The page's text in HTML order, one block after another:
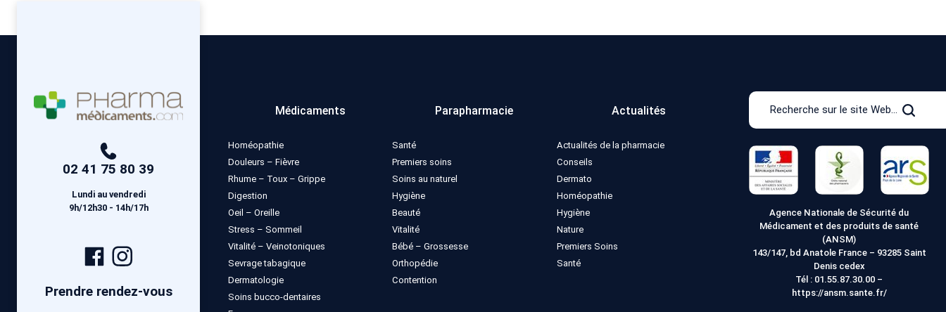
02 41 75 80 39
Lundi au vendredi
9h/12h30 - 14h/17h
Page
Facebook
Prendre rendez-vous
Médicaments
Homéopathie
Douleurs – Fièvre
Rhume – Toux – Grippe
Digestion
Oeil – Oreille
Stress – Sommeil
Vitalité – Veinotoniques
Sevrage tabagique
Dermatologie
Soins bucco-dentaires
Parapharmacie
Santé
Premiers soins
Soins au naturel
Hygiène
Beauté
Vitalité
Bébé – Grossesse
Orthopédie
Contention
Actualités
Actualités de la pharmacie
Conseils
Dermato
Homéopathie
Hygiène
Nature
Premiers Soins
Santé
Recherche
le
site
Web
Agence Nationale de Sécurité du
Médicament et des produits de santé
(ANSM)
143/147, bd Anatole France – 93285 Saint
Denis cedex
Tél : 01.55.87.30.00 –
https://ansm.sante.fr/